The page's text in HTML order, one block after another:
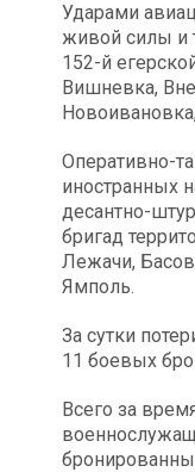
Ударами
живой силы и
152-й
Вишневка,
Оперативно-
иностранных
десантно-
бригад
Лежачи,
Ямполь.
За сутки
11 боевых
Всего за